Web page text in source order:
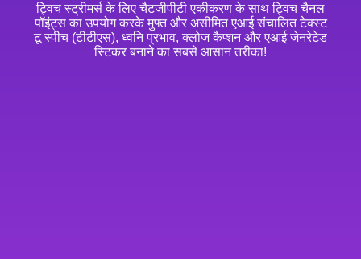
ट्विच स्ट्रीमर्स के लिए चैटजीपीटी एकीकरण के साथ ट्विच चैनल
पॉइंट्स का उपयोग करके मुफ्त और असीमित एआई संचालित टेक्स्ट
टू स्पीच (टीटीएस), ध्वनि प्रभाव, क्लोज कैप्शन और एआई जेनरेटेड
स्टिकर बनाने का सबसे आसान तरीका!